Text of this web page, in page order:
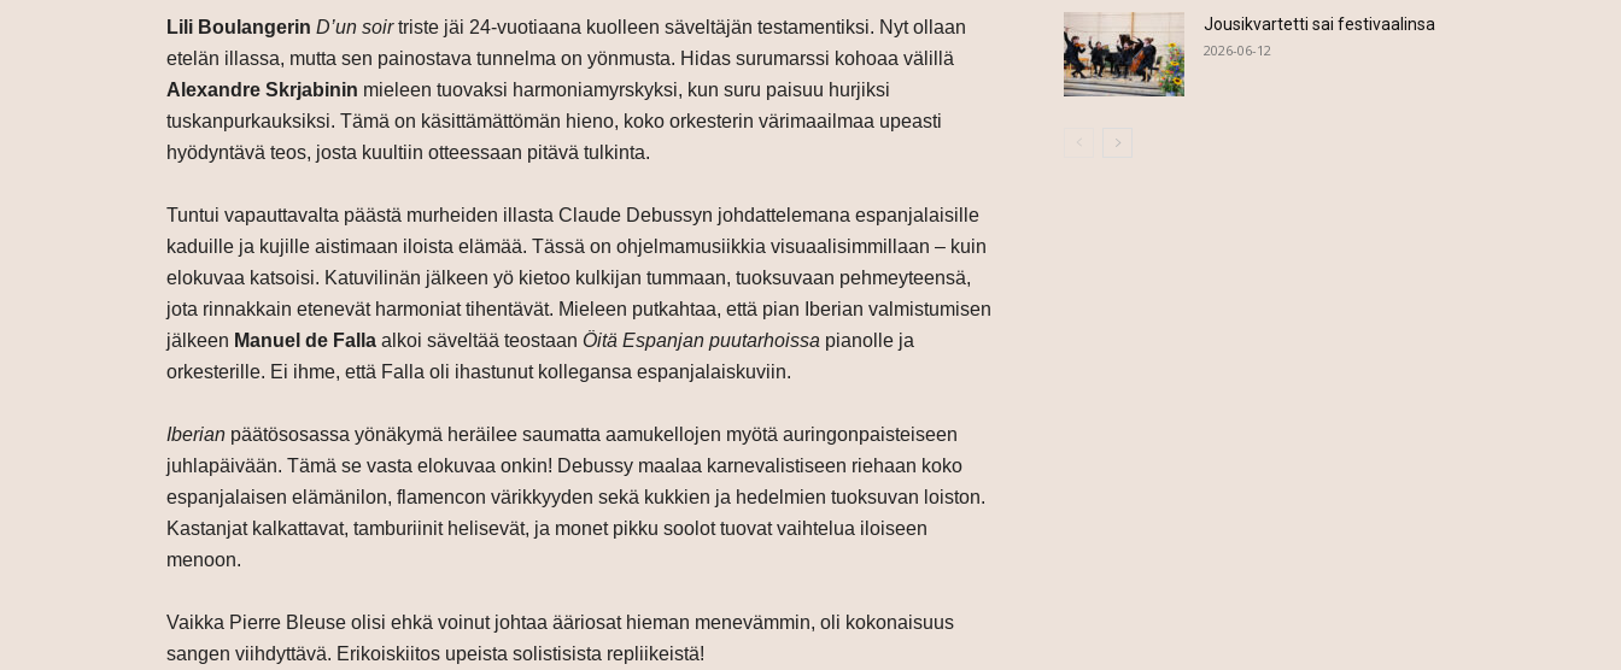
Lili Boulangerin D’un soirtriste jäi 24-vuotiaana kuolleen säveltäjän testamentiksi. Nyt ollaan
etelän illassa, mutta sen painostava tunnelma on yönmusta. Hidas surumarssi kohoaa välillä
Alexandre Skrjabinin mieleen tuovaksi harmoniamyrskyksi, kun suru paisuu hurjiksi
tuskanpurkauksiksi. Tämä on käsittämättömän hieno, koko orkesterin värimaailmaa upeasti
hyödyntävä teos, josta kuultiin otteessaan pitävä tulkinta.
Tuntui vapauttavalta päästä murheiden illasta Claude Debussyn johdattelemana espanjalaisille
kaduille ja kujille aistimaan iloista elämää. Tässä on ohjelmamusiikkia visuaalisimmillaan – kuin
elokuvaa katsoisi. Katuvilinän jälkeen yö kietoo kulkijan tummaan, tuoksuvaan pehmeyteensä,
jota rinnakkain etenevät harmoniat tihentävät. Mieleen putkahtaa, että pian Iberian valmistumisen
jälkeen Manuel de Falla alkoi säveltää teostaan Öitä Espanjan puutarhoissa pianolle ja
orkesterille. Ei ihme, että Falla oli ihastunut kollegansa espanjalaiskuviin.
Iberian päätösosassa yönäkymä heräilee saumatta aamukellojen myötä auringonpaisteiseen
juhlapäivään. Tämä se vasta elokuvaa onkin! Debussy maalaa karnevalistiseen riehaan koko
espanjalaisen elämänilon, flamencon värikkyyden sekä kukkien ja hedelmien tuoksuvan loiston.
Kastanjat kalkattavat, tamburiinit helisevät, ja monet pikku soolot tuovat vaihtelua iloiseen
menoon.
Vaikka Pierre Bleuse olisi ehkä voinut johtaa ääriosat hieman menevämmin, oli kokonaisuus
sangen viihdyttävä. Erikoiskiitos upeista solistisista repliikeistä!
Jousikvartetti sai festivaalinsa
2026-06-12